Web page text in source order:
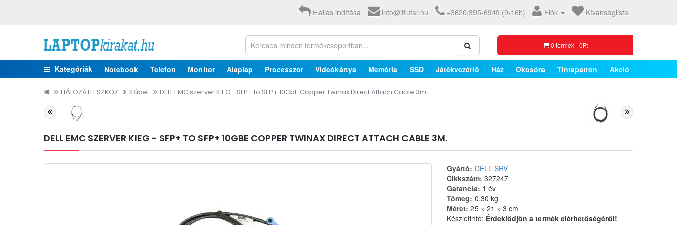
Elállás indítása info@itfutar.hu +3620/395-6949 (9-16h) Fiók Kívánságlista
0 termék - 0Ft
Kategóriák Notebook Telefon Monitor Alaplap Processzor Videókártya Memória SSD Játékvezérlő Ház Okosóra Tintapatron Akció
HÁLÓZATI ESZKÖZ Kábel DELL EMC szerver KIEG - SFP+ to SFP+ 10GbE Copper Twinax Direct Attach Cable 3m.
DELL EMC SZERVER KIEG - SFP+ TO SFP+ 10GBE COPPER TWINAX DIRECT ATTACH CABLE 3M.
Gyártó: DELL SRV
Cikkszám: 327247
Garancia: 1 év
Tömeg: 0.30 kg
Méret: 25 × 21 × 3 cm
Készletinfó: Érdeklődjön a termék elérhetőségéről!